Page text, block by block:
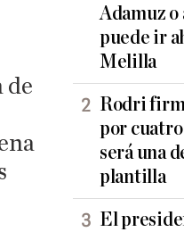
de
Adamuz o
puede ir
Melilla
Rodri
por cuatro
será una
plantilla
El